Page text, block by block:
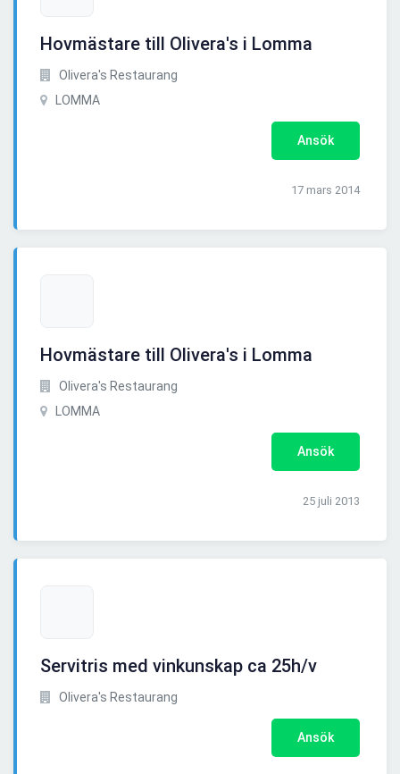
Hovmästare till Olivera's i Lomma
Olivera's Restaurang
LOMMA
Ansök
17 mars 2014
Hovmästare till Olivera's i Lomma
Olivera's Restaurang
LOMMA
Ansök
25 juli 2013
Servitris med vinkunskap ca 25h/v
Olivera's Restaurang
Ansök